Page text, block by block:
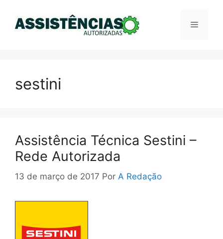
Menu
sestini
Assistência Técnica Sestini –
Rede Autorizada
13 de março de 2017 Por A Redação